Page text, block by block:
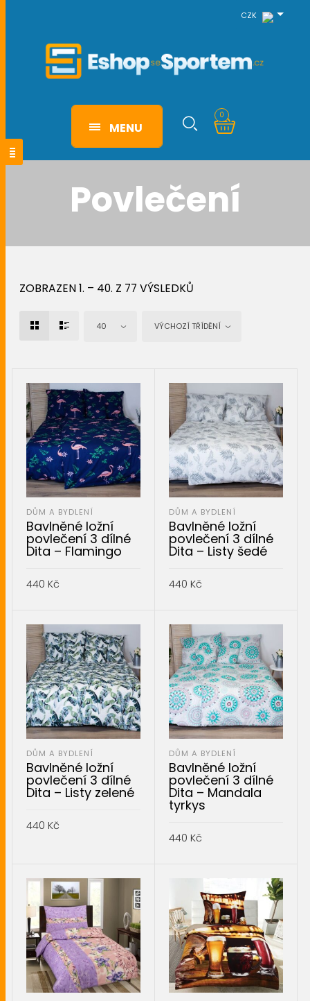
CZK
MENU
0
Povlečení
ZOBRAZEN 1. – 40. Z 77 VÝSLEDKŮ
40 VÝCHOZÍ TŘÍDĚNÍ
DŮM A BYDLENÍ
Bavlněné ložní
povlečení 3 dílné
Dita – Flamingo
440 Kč
DŮM A BYDLENÍ
Bavlněné ložní
povlečení 3 dílné
Dita – Listy šedé
440 Kč
DŮM A BYDLENÍ
Bavlněné ložní
povlečení 3 dílné
Dita – Listy zelené
440 Kč
DŮM A BYDLENÍ
Bavlněné ložní
povlečení 3 dílné
Dita – Mandala
tyrkys
440 Kč